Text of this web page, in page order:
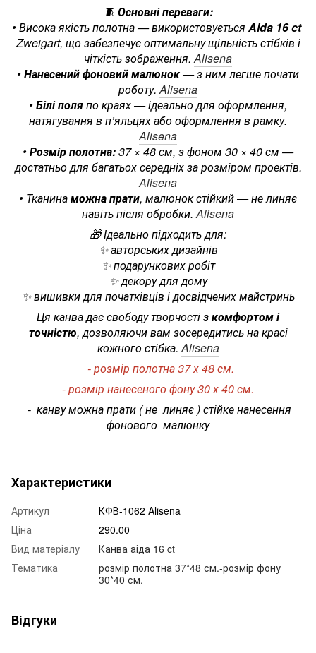
🧵 Основні переваги:
• Висока якість полотна — використовується Aida 16 ct
Zweigart, що забезпечує оптимальну щільність стібків і
чіткість зображення. Alisena
•Нанесений фоновий малюнок— з ним легше почати
роботу. Alisena
•Білі поляпо краях — ідеально для оформлення,
натягування в п’яльцях або оформлення в рамку.
Alisena
•Розмір полотна:37 × 48 см, з фоном 30 × 40 см —
достатньо для багатьох середніх за розміром проектів.
Alisena
• Тканинаможна прати, малюнок стійкий — не линяє
навіть після обробки. Alisena
🎁 Ідеально підходить для:
✨ авторських дизайнів
✨ подарункових робіт
✨ декору для дому
✨ вишивки для початківців і досвідчених майстринь
Ця канва дає свободу творчостіз комфортом і
точністю, дозволяючи вам зосередитись на красі
кожного стібка. Alisena
- розмір полотна 37 х 48 см.
- розмір нанесеного фону 30 х 40 см.
- канву можна прати ( не линяє ) стійке нанесення
фонового малюнку
Характеристики
Артикул
КФВ-1062 Alisena
Ціна
290.00
Вид матеріалу
Канва аіда 16 ct
Тематика
розмір полотна 37*48 см.-розмір фону
30*40 см.
Відгуки